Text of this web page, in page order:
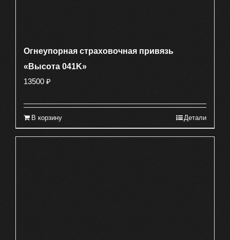
Огнеупорная страховочная привязь
«Высота 041K»
13500 ₽
В корзину Детали